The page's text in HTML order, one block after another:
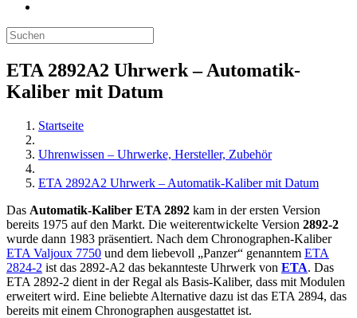
ETA 2892A2 Uhrwerk – Automatik-
Kaliber mit Datum
Startseite
Uhrenwissen – Uhrwerke, Hersteller, Zubehör
ETA 2892A2 Uhrwerk – Automatik-Kaliber mit Datum
Das Automatik-Kaliber ETA 2892 kam in der ersten Version
bereits 1975 auf den Markt. Die weiterentwickelte Version 2892-2
wurde dann 1983 präsentiert. Nach dem Chronographen-Kaliber
ETA Valjoux 7750 und dem liebevoll „Panzer“ genanntem ETA
2824-2 ist das 2892-A2 das bekannteste Uhrwerk von ETA. Das
ETA 2892-2 dient in der Regal als Basis-Kaliber, dass mit Modulen
erweitert wird. Eine beliebte Alternative dazu ist das ETA 2894, das
bereits mit einem Chronographen ausgestattet ist.